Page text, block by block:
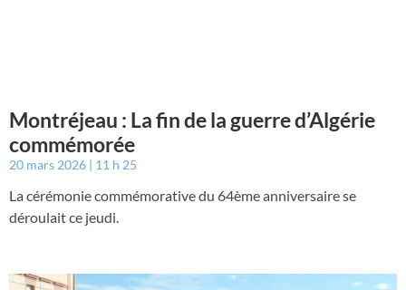
Montréjeau : La fin de la guerre d’Algérie
commémorée
20 mars 2026 11 h 25
La cérémonie commémorative du 64ème anniversaire se
déroulait ce jeudi.